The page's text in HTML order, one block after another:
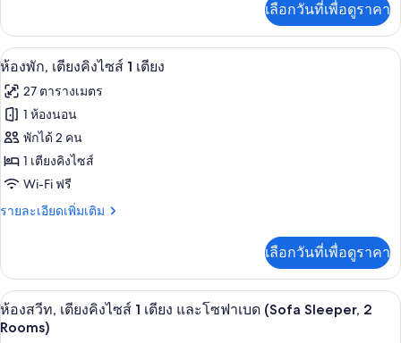
ไซส์
2
เตียง
เกี่ยว
กับ
ห้อง
เตียง
ควีน
ไซส์
2
เตียง
เลือกวันที่เพื่อดูราคา
เปิด
ภาพถ่าย
ทั้งหมด
ของ
ห้อง
พัก,
เตียง
ไซส์
เตียง
โต๊ะทำงาน, พื้นที่ทำงานแบบใช้แล็ปท็อ
8
ห้องพัก, เตียงคิงไซส์ 1 เตียง
27 ตารางเมตร
1 ห้องนอน
พักได้ 2 คน
1 เตียงคิงไซส์
Wi-Fi ฟรี
รายละเอียดเพิ่มเติม
ราย
เกี่ยว
กับ
ห้อง
พัก,
เลือกวันที่เพื่อดูราคา
เปิด
ภาพถ่าย
โต๊ะทำงาน, พื้นที่ทำงานแบบใช้แล็ปท็อ
9
ห้องสวีท, เตียงคิงไซส์ 1 เตียง และโซฟาเบด (Sofa Sleeper, 2
Rooms)